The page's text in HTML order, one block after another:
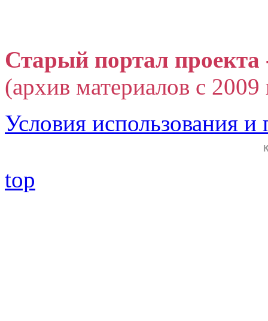
Старый портал
(архив материалов с
Условия использования
top